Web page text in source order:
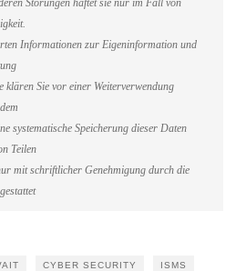
Störungen haftet sie nur im Fall von
Informationen zur Eigeninformation und
klären Sie vor einer Weiterverwendung
systematische Speicherung dieser Daten
Teilen
mit schriftlicher Genehmigung durch die
CYBER SECURITY ISMS